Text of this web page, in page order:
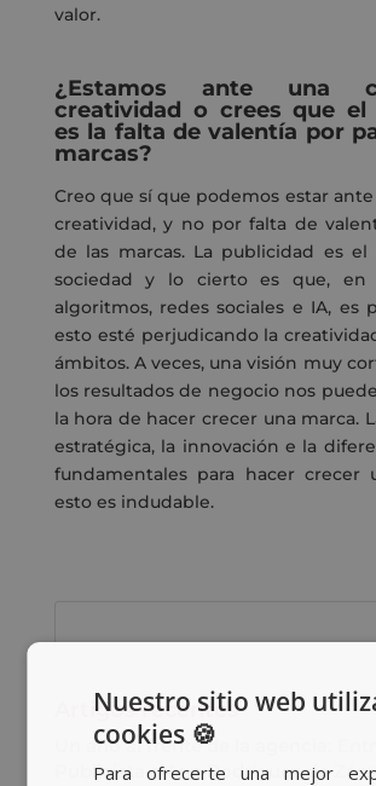
valor.
¿Estamos ante una
creatividad o crees que el
es la falta de valentía por
marcas?
Creo que sí que podemos estar
creatividad,y no por falta de
de las marcas. La publicidad es
sociedad y lo cierto esque, en
algoritmos, redes sociales e IA, es
esto esté perjudicando la
ámbitos. A veces, una visión muy
los resultados de negocio nos
la hora de hacer crecer una marca.
estratégica, la innovación e la
fundamentales para hacer crecer
esto es indudable.
Artigos recentes
Un año al frente de la agencia:
Publicista a Ana Rodríguez de
Nuestro sitio web
cookies 🍪
Para ofrecerte una mejor